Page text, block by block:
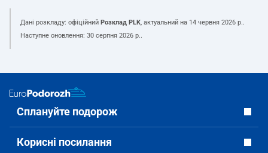
Дані розкладу: офіційний Розклад PLK, актуальний на 14 червня 2026 р..
Наступне оновлення: 30 серпня 2026 р..
Сплануйте подорож
Корисні посилання